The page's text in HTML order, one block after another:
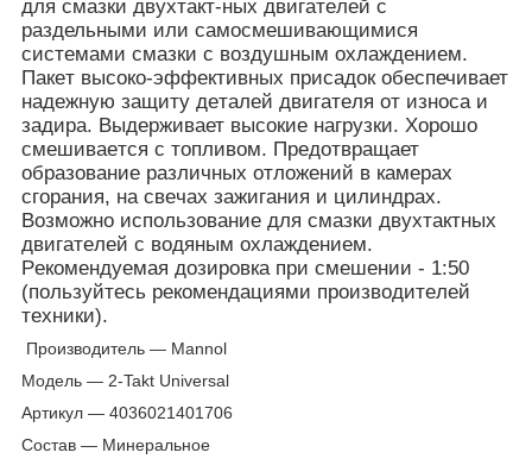
для смазки двухтакт-ных двигателей с
раздельными или самосмешивающимися
системами смазки с воздушным охлаждением.
Пакет высоко-эффективных присадок обеспечивает
надежную защиту деталей двигателя от износа и
задира. Выдерживает высокие нагрузки. Хорошо
смешивается с топливом. Предотвращает
образование различных отложений в камерах
сгорания, на свечах зажигания и цилиндрах.
Возможно использование для смазки двухтактных
двигателей с водяным охлаждением.
Рекомендуемая дозировка при смешении - 1:50
(пользуйтесь рекомендациями производителей
техники).
Производитель — Mannol
Модель — 2-Takt Universal
Артикул — 4036021401706
Состав — Минеральное